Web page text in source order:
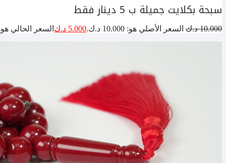
سبحة بكلايت جميلة ب 5 دينار فقط
10.000 د.ك السعر الأصلي هو: 10.000 د.ك. 5.000 د.ك السعر الحالي هو: 5.000